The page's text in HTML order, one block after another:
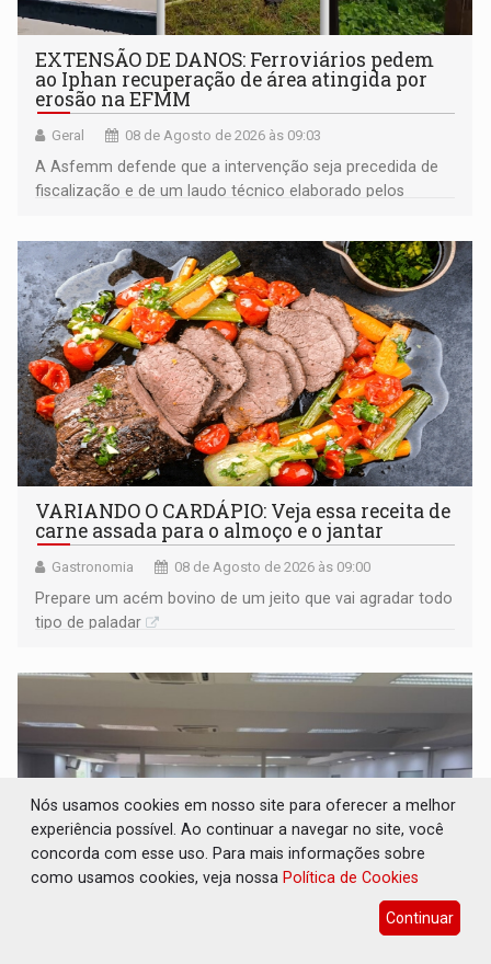
EXTENSÃO DE DANOS: Ferroviários pedem
ao Iphan recuperação de área atingida por
erosão na EFMM
Geral 08 de Agosto de 2026 às 09:03
A Asfemm defende que a intervenção seja precedida de
fiscalização e de um laudo técnico elaborado pelos
VARIANDO O CARDÁPIO: Veja essa receita de
carne assada para o almoço e o jantar
Gastronomia 08 de Agosto de 2026 às 09:00
Prepare um acém bovino de um jeito que vai agradar todo
tipo de paladar
PREJUÍZO AOS ESTUDANTES: Greve dos
Nós usamos cookies em nosso site para oferecer a melhor
experiência possível. Ao continuar a navegar no site, você
concorda com esse uso. Para mais informações sobre
como usamos cookies, veja nossa Política de Cookies
Continuar